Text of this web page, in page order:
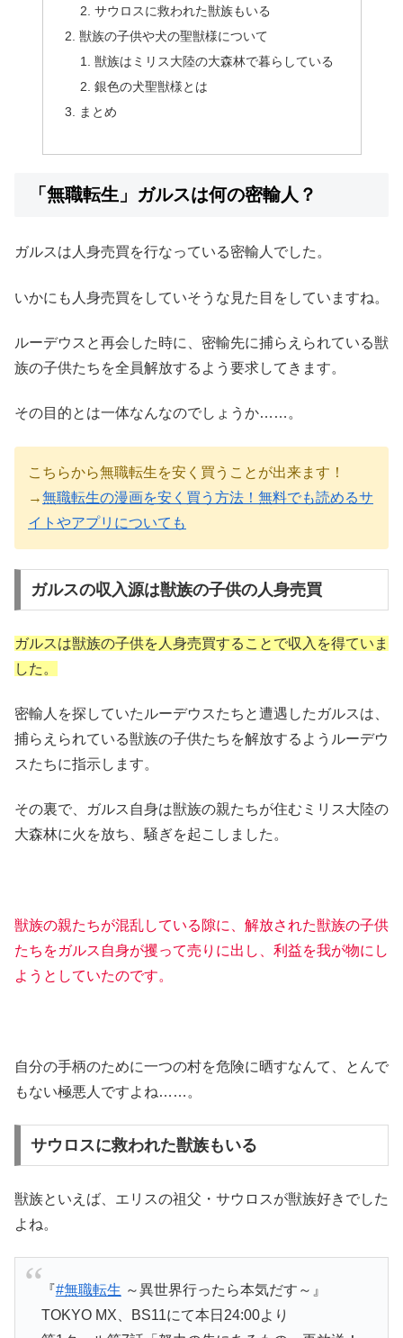
サウロスに救われた獣族もいる
獣族の子供や犬の聖獣様について
獣族はミリス大陸の大森林で暮らしている
銀色の犬聖獣様とは
まとめ
「無職転生」ガルスは何の密輸人？
ガルスは人身売買を行なっている密輸人でした。
いかにも人身売買をしていそうな見た目をしていますね。
ルーデウスと再会した時に、密輸先に捕らえられている獣
族の子供たちを全員解放するよう要求してきます。
その目的とは一体なんなのでしょうか……。
こちらから無職転生を安く買うことが出来ます！
→無職転生の漫画を安く買う方法！無料でも読めるサ
イトやアプリについても
ガルスの収入源は獣族の子供の人身売買
ガルスは獣族の子供を人身売買することで収入を得ていま
した。
密輸人を探していたルーデウスたちと遭遇したガルスは、
捕らえられている獣族の子供たちを解放するようルーデウ
スたちに指示します。
その裏で、ガルス自身は獣族の親たちが住むミリス大陸の
大森林に火を放ち、騒ぎを起こしました。
獣族の親たちが混乱している隙に、解放された獣族の子供
たちをガルス自身が攫って売りに出し、利益を我が物にし
ようとしていたのです。
自分の手柄のために一つの村を危険に晒すなんて、とんで
もない極悪人ですよね……。
サウロスに救われた獣族もいる
獣族といえば、エリスの祖父・サウロスが獣族好きでした
よね。
『#無職転生 ～異世界行ったら本気だす～』
TOKYO MX、BS11にて本日24:00より